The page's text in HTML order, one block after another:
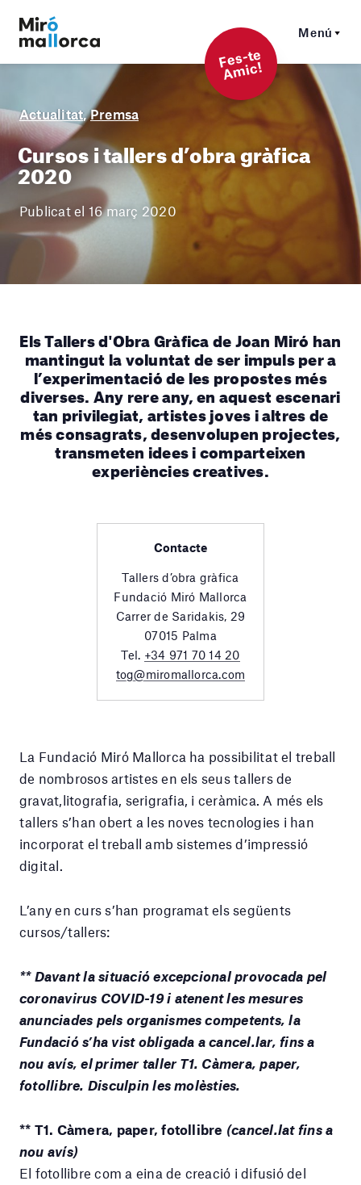
Menú
F
es-t
e
A
mi
c!
Actualitat,Premsa
Cursos i tallers d’obra gràfica
2020
Publicat el 16 març 2020
Els Tallers d'Obra Gràfica de Joan Miró han
mantingut la voluntat de ser impuls per a
l’experimentació de les propostes més
diverses. Any rere any, en aquest escenari
tan privilegiat, artistes joves i altres de
més consagrats, desenvolupen projectes,
transmeten idees i comparteixen
experiències creatives.
Contacte
Tallers d’obra gràfica
Fundació Miró Mallorca
Carrer de Saridakis, 29
07015 Palma
Tel. +34 971 70 14 20
tog@miromallorca.com
La Fundació Miró Mallorca ha possibilitat el treball
de nombrosos artistes en els seus tallers de
gravat,litografia, serigrafia, i ceràmica. A més els
tallers s’han obert a les noves tecnologies i han
incorporat el treball amb sistemes d’impressió
digital.
L’any en curs s’han programat els següents
cursos/tallers:
** Davant la situació excepcional provocada pel
coronavirus COVID-19 i atenent les mesures
anunciades pels organismes competents, la
Fundació s’ha vist obligada a cancel.lar, fins a
nou avís, elprimer taller T1. Càmera, paper,
fotollibre. Disculpin les molèsties.
** T1. Càmera, paper, fotollibre (cancel.lat fins a
nou avís)
El fotollibre com a eina de creació i difusió del